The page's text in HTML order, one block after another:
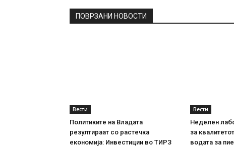
ПОВРЗАНИ НОВОСТИ
Вести
Политиките на Владата
резултираат со растечка
економија: Инвестиции во ТИРЗ
Вести
Неделен
за
водата за